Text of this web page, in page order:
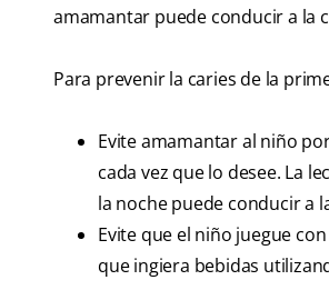
amamantar puede conducir a la
Para prevenir la caries de la
Evite amamantar al niño
cada vez que lo desee. La
la noche puede conducir a
Evite que el niño juegue
que ingiera bebidas